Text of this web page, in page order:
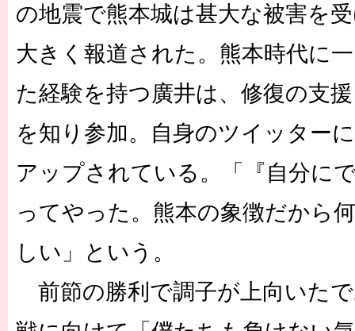
の地震で熊本城は甚大な被害を
大きく報道された。熊本時代に
た経験を持つ廣井は、修復の支
を知り参加。自身のツイッター
アップされている。「『自分に
ってやった。熊本の象徴だから
しい」という。
前節の勝利で調子が上向いた